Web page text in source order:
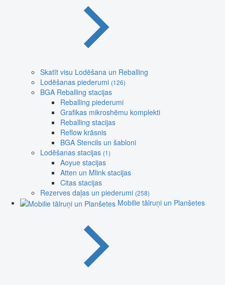
Skatīt visu Lodēšana un Reballing
Lodēšanas piederumi (126)
BGA Reballing stacijas
Reballing piederumi
Grafikas mikroshēmu komplekti
Reballing stacijas
Reflow krāsnis
BGA Stencils un šabloni
Lodēšanas stacijas (1)
Aoyue stacijas
Atten un Mlink stacijas
Citas stacijas
Rezerves daļas un piederumi (258)
Mobilie tālruņi un Planšetes